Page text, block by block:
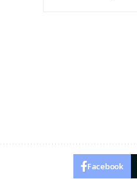
Facebook